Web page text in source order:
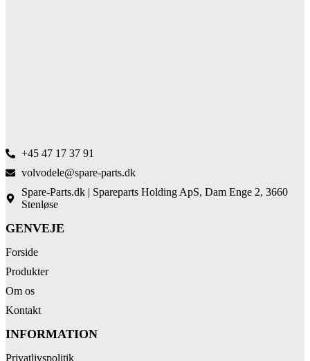
+45 47 17 37 91
volvodele@spare-parts.dk
Spare-Parts.dk | Spareparts Holding ApS, Dam Enge 2, 3660
Stenløse
GENVEJE
Forside
Produkter
Om os
Kontakt
INFORMATION
Privatlivspolitik